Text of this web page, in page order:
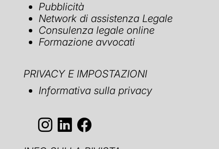
Pubblicità
Network di assistenza Legale
Consulenza legale online
Formazione avvocati
PRIVACY E IMPOSTAZIONI
Informativa sulla privacy